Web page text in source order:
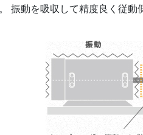
振動を吸収して精度良く従